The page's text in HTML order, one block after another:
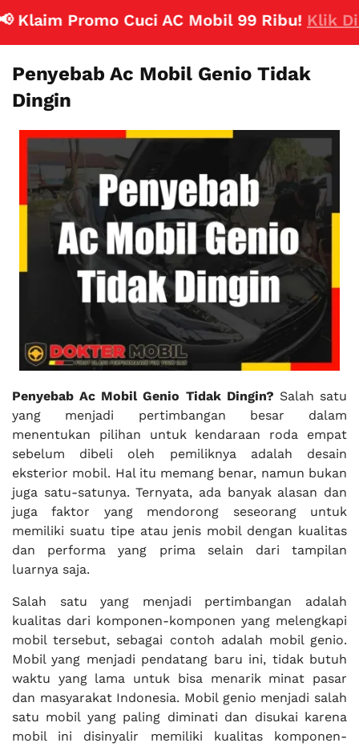
Promo Cuci AC Mobil 99 Ribu!Klik Disini
Penyebab Ac Mobil Genio Tidak
Dingin
Penyebab Ac Mobil Genio Tidak Dingin? Salah satu
yang menjadi pertimbangan besar dalam
menentukan pilihan untuk kendaraan roda empat
sebelum dibeli oleh pemiliknya adalah desain
eksterior mobil. Hal itu memang benar, namun bukan
juga satu-satunya. Ternyata, ada banyak alasan dan
juga faktor yang mendorong seseorang untuk
memiliki suatu tipe atau jenis mobil dengan kualitas
dan performa yang prima selain dari tampilan
luarnya saja.
Salah satu yang menjadi pertimbangan adalah
kualitas dari komponen-komponen yang melengkapi
mobil tersebut, sebagai contoh adalah mobil genio.
Mobil yang menjadi pendatang baru ini, tidak butuh
waktu yang lama untuk bisa menarik minat pasar
dan masyarakat Indonesia. Mobil genio menjadi salah
satu mobil yang paling diminati dan disukai karena
mobil ini disinyalir memiliki kualitas komponen-